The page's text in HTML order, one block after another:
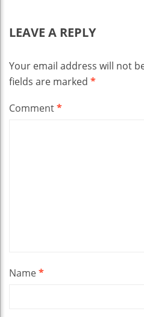
LEAVE A REPLY
Your email address will not
fields are marked *
Comment*
Name*